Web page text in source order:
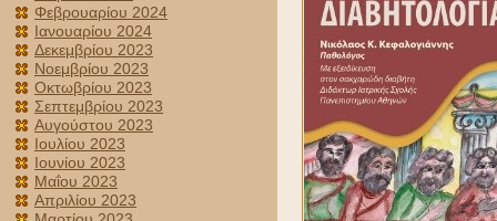
Φεβρουαρίου 2024
Ιανουαρίου 2024
Δεκεμβρίου 2023
Νοεμβρίου 2023
Οκτωβρίου 2023
Σεπτεμβρίου 2023
Αυγούστου 2023
Ιουλίου 2023
Ιουνίου 2023
Μαΐου 2023
Απριλίου 2023